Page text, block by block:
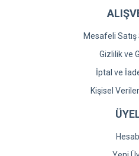
Mesafeli
Gizlilik ve
İptal ve
Kişisel